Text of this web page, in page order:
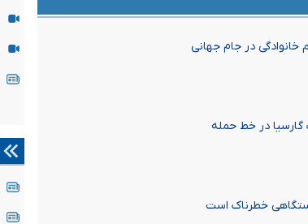
در جام جهانی
گارسیا در خط حمله
خطرناک است